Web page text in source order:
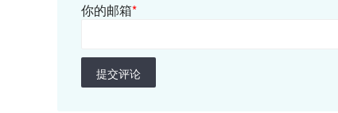
你的邮箱*
提交评论